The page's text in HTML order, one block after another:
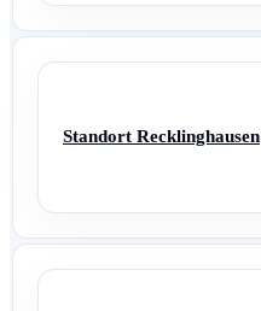
Standort Recklinghausen